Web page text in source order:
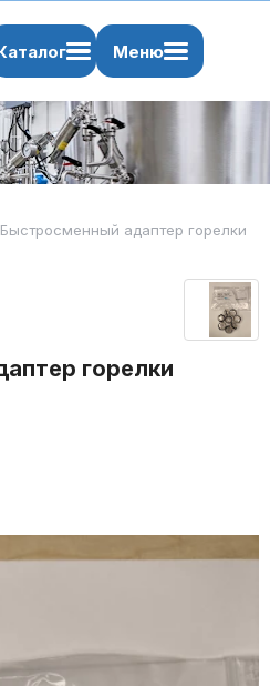
Меню
Быстросменный адаптер горелки
горелки